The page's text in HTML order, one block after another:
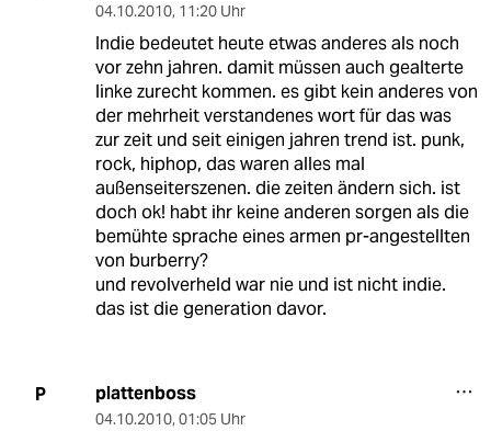
04.10.2010, 11:20 Uhr
Indie bedeutet heute etwas anderes als noch
vor zehn jahren. damit müssen auch gealterte
linke zurecht kommen. es gibt kein anderes von
der mehrheit verstandenes wort für das was
zur zeit und seit einigen jahren trend ist. punk,
rock, hiphop, das waren alles mal
außenseiterszenen. die zeiten ändern sich. ist
doch ok! habt ihr keine anderen sorgen als die
bemühte sprache eines armen pr-angestellten
von burberry?
und revolverheld war nie und ist nicht indie.
das ist die generation davor.
P plattenboss
04.10.2010, 01:05 Uhr